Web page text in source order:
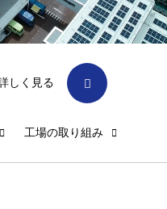
しく見る
工場の取り組み